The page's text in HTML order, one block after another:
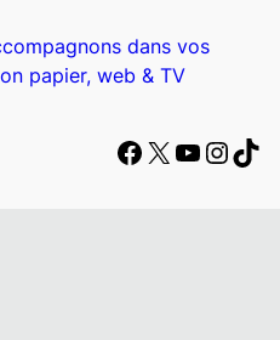
dans vos
papier, web & TV
Facebook
X